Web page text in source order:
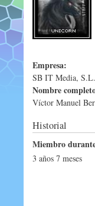
Empresa:
SB IT Media, S.L.
Nombre
Víctor Manuel
Historial
Miembro
3 años 7 meses